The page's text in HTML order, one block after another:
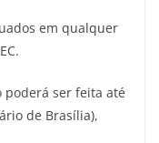
em qualquer
poderá ser feita até
de Brasília),